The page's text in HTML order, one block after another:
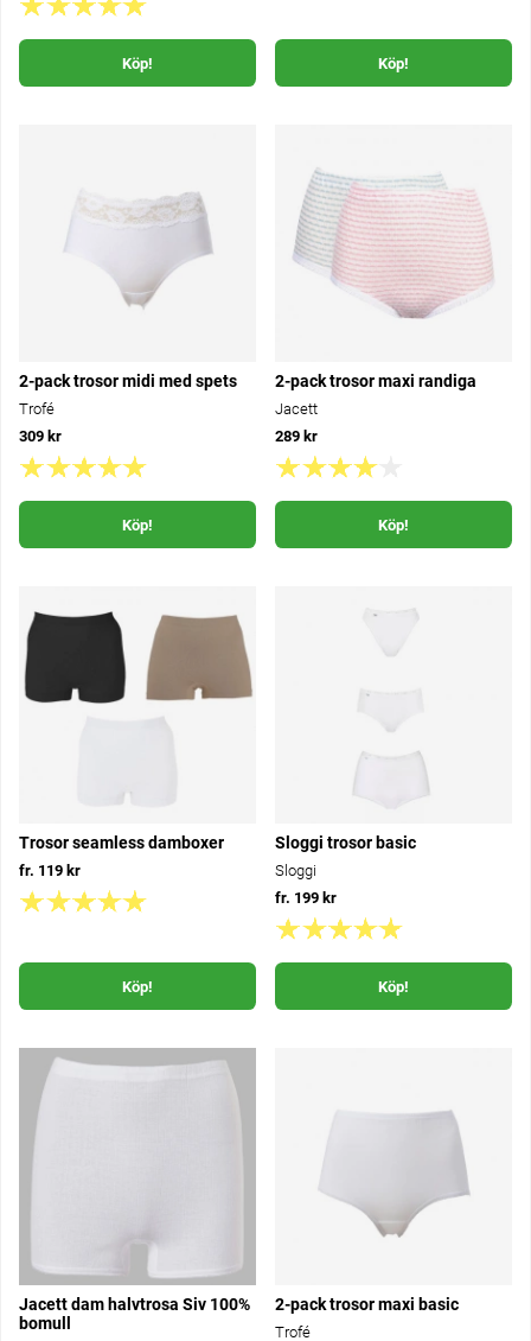
Köp! Köp!
2-pack trosor midi med spets
Trofé
309 kr
Köp!
2-pack trosor maxi randiga
Jacett
289 kr
Köp!
Trosor seamless damboxer
fr. 119 kr
Köp!
Sloggi trosor basic
Sloggi
fr. 199 kr
Köp!
Jacett dam halvtrosa Siv 100%
bomull
2-pack trosor maxi basic
Trofé